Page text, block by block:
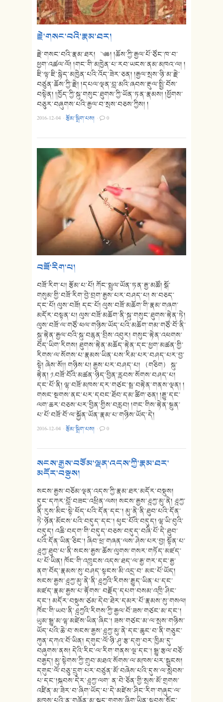
རྗེ་གསང་བའི་རྣམ་ཐར།
རྗེ་གསང་བའི་རྣམ་ཐར། ༄༅། །ཆོས་ཀྱི་རྒྱལ་པོ་ཙོང་ཁ་བ་
ཕྱག་འཚལ་ལོ། །གང་གི་མཁྱེན་པ་རབ་ཡངས་ནམ་མཁའ་ལ། །
ཇི་ལྟ་ཇི་སྙེད་མཁྱེན་པའི་འོད་ཟེར་ཅན། །རྒྱལ་སྲས་ཉི་མ་རྗེ་
བཙུན་ཆོས་ཀྱི་རྗེ། །དཔལ་ལྡན་བླ་མའི་ཞབས་རྡུལ་སྤྱི་བོས་
བསྟེན། །ཁྱོད་ཀྱི་སྐུ་གསུང་ཐུགས་ཀྱི་ཡོན་ཏན་རྣམས། །ཕྱོགས་
བཅུར་བཞུགས་པའི་རྒྱལ་བ་སྲས་བཅས་ཀྱིས། །
2016-12-04 ·རྩོམ་སྒྲིག་པས། · 0
བཟོ་རིག་པ།
བཟོ་རིག་པ། རྩོམ་པ་པོ། ཀོང་སྤྲུལ་ཡོན་ཏན་རྒྱ་མཚོ། སྒོ་
གསུམ་གྱི་བཟོ་རིག་བྱེ་བྲག་རྒྱས་པར་བཤད་པ། ས་བཅད་
དང་པོ། ལུས་བཟོ། དང་པོ། ལུས་བཟོ་མཆོག་གི་རྣམ་གཞག་
མདོར་བསྟན་པ། ལུས་བཟོ་མཆོག་ནི་སྐུ་གསུང་ཐུགས་རྟེན་ཏེ།
ལུས་བཟོ་ལ་གཙོ་ཕལ་གཉིས་ཡོད་པའི་མཆོག་གམ་གཙོ་བོ་ནི་
སྐུ་རྟེན་རྒྱལ་བའི་སྐུ་བརྙན་བྲིས་འབུར། གསུང་རྟེན་འཕགས་
བོད་ཡིག་རིགས། ཐུགས་རྟེན་མཆོད་རྟེན་དང་ཕྱག་མཚན་གྱི་
རིགས་ལ་སོགས་པ་རྣམས་ཡིན་པས་རིམ་པར་བཤད་པར་བྱ་
སྟེ། ཞེས་སོ།། གཉིས་པ། རྒྱས་པར་བཤད་པ། （གཅིག） སྐུ་
རྟེན། ༡.བཟོ་བོའི་མཚན་ཉིད་བྱིན་རླབས་སོགས་བཤད་པ།
དང་པོ་ནི། ལྷ་བཟོ་མཁས་དར་གཙང་སྦྲ་བརྟེན་གནས་ལྡན། །
གསང་སྔགས་ནང་པར་དབང་ཐོབ་དམ་ཚིག་ཅན། །རྒྱུ་དང་
ལག་ཆར་བཅས་པར་བྱིན་གྱིས་བརླབ། །གང་གིས་རྟེན་སྐྲུན་
པ་པོ་བཟོ་བོ་ལ་སྐྱོན་ཡོན་རྣམ་པ་གཉིས་ཡོད་དེ།
2016-12-04 ·རྩོམ་སྒྲིག་པས། · 0
སངས་རྒྱས་བཅོམ་ལྡན་འདས་ཀྱི་རྣམ་ཐར་
མདོར་བསྡུས།
སངས་རྒྱས་བཅོམ་ལྡན་འདས་ཀྱི་རྣམ་ཐར་མདོར་བསྡུས།
དུང་དཀར་བློ་བཟང་འཕྲིན་ལས། སངས་རྒྱས་ཤྰཀྱ་མུ་ནེ། ཤྰཀྱ་
ནི་རུས་མིང་སྟེ་ཕོད་པའི་དོན་དང་། མུ་ནེ་ནི་ཐུབ་པའི་དོན་
ཏེ་ཉོན་མོངས་པའི་བདུད་དང་། ཕུང་པོའི་བདུད། ལྷ་ཡི་བུའི་
བདུད། འཆི་བདག་གི་བདུད་བཅས་བདུད་བཞི་པོ་དེ་ཐུབ་
པའི་དོན་ཡིན་ཅིང་། ཞིབ་ཕྲ་གཞན་ལས་ཤེས་པར་བྱ། སྟོན་པ་
ཤྰཀྱ་ཐུབ་པ་ནི་སངས་རྒྱས་ཆོས་ལུགས་གསར་གཏོད་མཛད་
པ་པོ་ཡིན། ཁོང་གི་འཁྲུངས་འདས་ཐད་ལ་རྒྱ་གར་དང་རྒྱ་
ནག་བོད་རྣམས་སུ་བཤད་སྟངས་མི་འདྲ་བ་ མང་པོ་ཡོད།
སངས་རྒྱས་ཤྰཀྱ་མུ་ནེ་ནི་ཤྰཀྱའི་རིགས་རྒྱུད་ཡིན་པ་དང་
མཛད་རྣམ་རྒྱས་པ་རྟོགས་ བརྗོད་དཔག་བསམ་འཁྲི་ཤིང་
དང་། མདོར་བསྡུས་ཙམ་དེབ་ཐེར་དམར་པོ་རྣམས་སུ་གསལ།
ཁོང་གི་ཡབ་ནི་ཤྰཀྱའི་རིགས་ཀྱི་རྒྱལ་བོ་ཟས་གཙང་མ་དང་།
ཡུམ་སྒྱུ་མ་ལྷ་མཛེས་ཡིན་ཞིང་། ཟས་གཙང་མ་ལ་སྲས་གཉིས་
ཡོད་པའི་ཆེ་བ་སངས་རྒྱས་ཤྰཀྱ་མུ་ནེ་དང་ཆུང་བ་ནི་གཅུང་
ཀུན་དཀའ་བོ་ཡིན། དགུང་ལོ་ཉི་ཤུ་རྩ་དགུ་བར་ཁྱིམ་དུ་
བཞུགས་ནས། དེའི་རིང་ལ་རིག་གནས་ལྔ་དང་། སྒྱུ་རྩལ་བཅོ་
བརྒྱད། མུ་སྟེགས་ཀྱི་གྲུབ་མཐའ་སོགས་ལ་མཁས་པར་སྦྱངས།
དགུང་ལོ་བཅུ་དྲུག་པར་བཙུན་མོ་བཞེས་པའི་དུས་ལ་སླེབས་
པ་དང་།སྐབས་དེར་ཤྰཀྱ་ལག་ ན་བེ་ཅོན་གྱི་སྲས་མོ་གྲགས་
འཛིན་མ་ཟེར་བ་ཞིག་ཡོད་པ་དེ་མཛེས་ཤིང་རིག་གཞུང་ལ་